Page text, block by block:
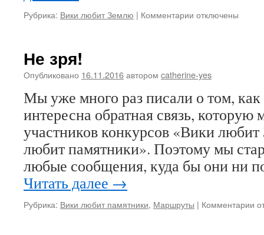
Рубрика: Вики любит Землю | Комментарии к
2016
международный
отключены
Не зря!
Опубликовано 16.11.2016автором catherine-yes
Мы уже много раз писали о том,
интересна обратная связь, которую
участников конкурсов «Вики
любит памятники». Поэтому мы
любые сообщения, куда бы они ни
Читать далее →
Рубрика: Вики любит памятники, Маршруты | Комментарии к